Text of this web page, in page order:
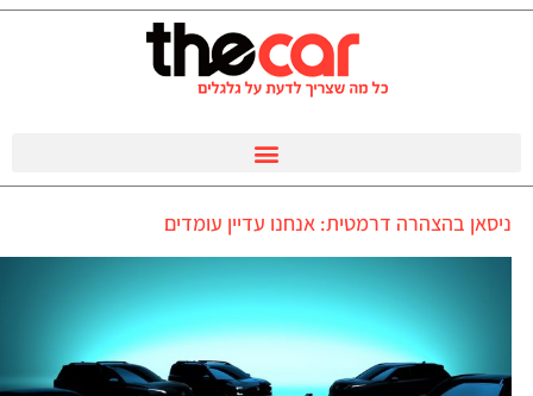
ניסאן בהצהרה דרמטית: אנחנו עדיין עומדים